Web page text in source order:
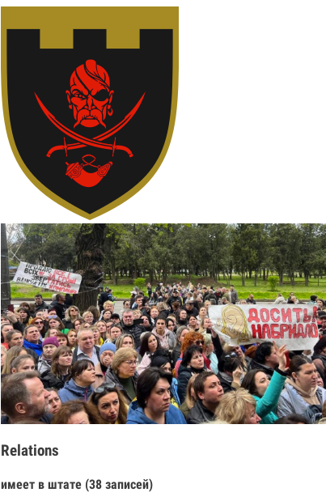
Relations
имеет в штате (38 записей)